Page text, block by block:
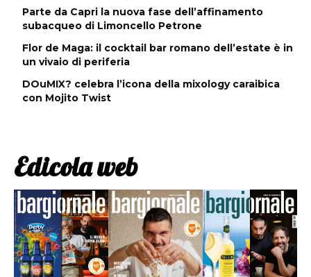
Parte da Capri la nuova fase dell’affinamento
subacqueo di Limoncello Petrone
Flor de Maga: il cocktail bar romano dell’estate è in
un vivaio di periferia
DOuMIX? celebra l’icona della mixology caraibica
con Mojito Twist
Edicola web